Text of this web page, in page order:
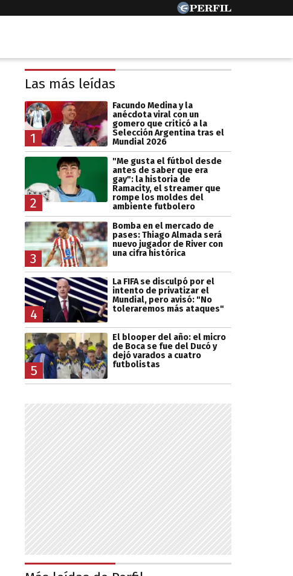
Las más leídas
1
Facundo Medina y la
anécdota viral con un
gomero que criticó a la
Selección Argentina tras el
Mundial 2026
2
"Me gusta el fútbol desde
antes de saber que era
gay": la historia de
Ramacity, el streamer que
rompe los moldes del
ambiente futbolero
3
Bomba en el mercado de
pases: Thiago Almada será
nuevo jugador de River con
una cifra histórica
4
La FIFA se disculpó por el
intento de privatizar el
Mundial, pero avisó: "No
toleraremos más ataques"
5
El blooper del año: el micro
de Boca se fue del Ducó y
dejó varados a cuatro
futbolistas